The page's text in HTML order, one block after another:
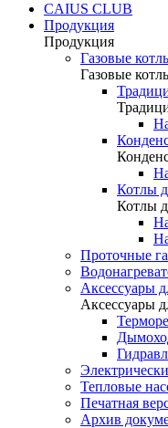
CAIUS CLUB
Продукция
Продукция
Газовые
Газовые
Котлы
Котлы
Проточные
Аксессуары
Аксессуары
Тепловые
Печатная
Архив